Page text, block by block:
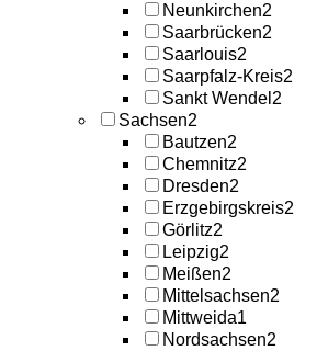
Neunkirchen2
Saarbrücken2
Saarlouis2
Saarpfalz-Kreis2
Sankt Wendel 2
Sachsen2
Bautzen2
Chemnitz2
Dresden2
Erzgebirgskreis2
Görlitz2
Leipzig2
Meißen2
Mittelsachsen2
Mittweida1
Nordsachsen2